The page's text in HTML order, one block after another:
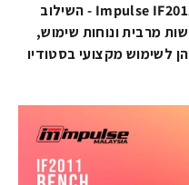
הכירו את ספסל הכושר המתכוונן Impulse IF2011 - השילוב
מרבית ונוחות שימוש,
לשימוש מקצועי בסטודיו